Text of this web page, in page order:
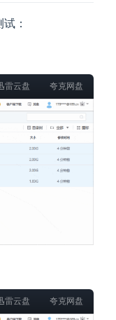
：
雷云盘 夸克网盘
雷云盘 夸克网盘